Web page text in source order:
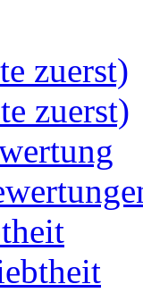
zuerst)
zuerst)